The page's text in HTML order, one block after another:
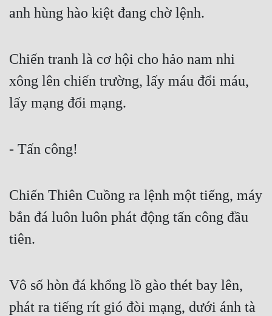
anh hùng hào kiệt đang chờ lệnh.
Chiến tranh là cơ hội cho hảo nam nhi
xông lên chiến trường, lấy máu đổi máu,
lấy mạng đổi mạng.
- Tấn công!
Chiến Thiên Cuồng ra lệnh một tiếng, máy
bắn đá luôn luôn phát động tấn công đầu
tiên.
Vô số hòn đá khổng lồ gào thét bay lên,
phát ra tiếng rít gió đòi mạng, dưới ánh tà